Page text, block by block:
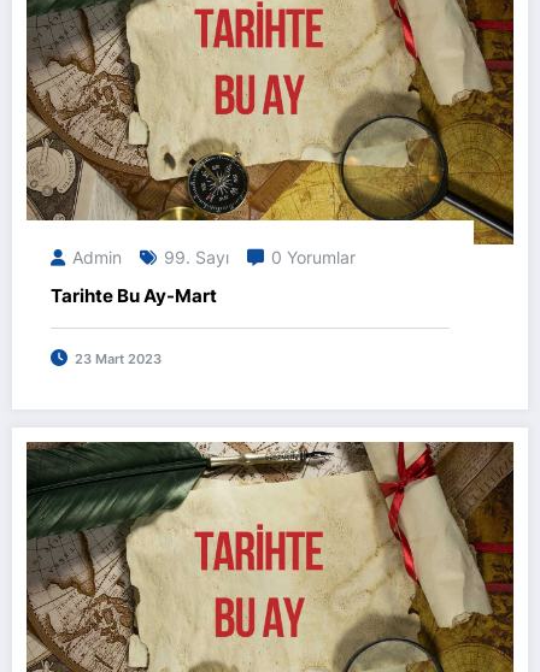
Admin 99. Sayı 0 Yorumlar
Tarihte Bu Ay-Mart
23 Mart 2023